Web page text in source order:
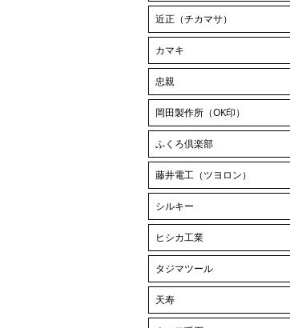
近正（チカマサ）
カマキ
忠親
岡田製作所（OK印）
ふくろ倶楽部
藤井電工（ツヨロン）
シルキー
ヒシカ工業
タジマツール
天寿